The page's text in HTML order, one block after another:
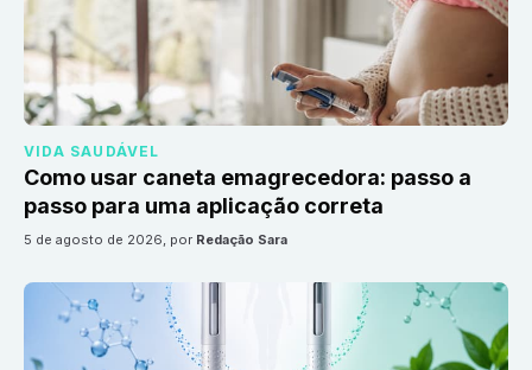
VIDA SAUDÁVEL
Como usar caneta emagrecedora: passo a
passo para uma aplicação correta
5 de agosto de 2026, por Redação Sara